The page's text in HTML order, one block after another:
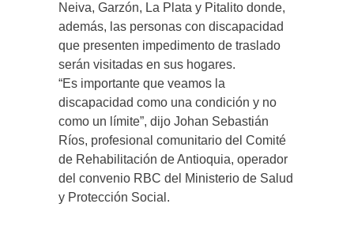
Neiva, Garzón, La Plata y Pitalito donde,
además, las personas con discapacidad
que presenten impedimento de traslado
serán visitadas en sus hogares.
“Es importante que veamos la
discapacidad como una condición y no
como un límite”, dijo Johan Sebastián
Ríos, profesional comunitario del Comité
de Rehabilitación de Antioquia, operador
del convenio RBC del Ministerio de Salud
y Protección Social.